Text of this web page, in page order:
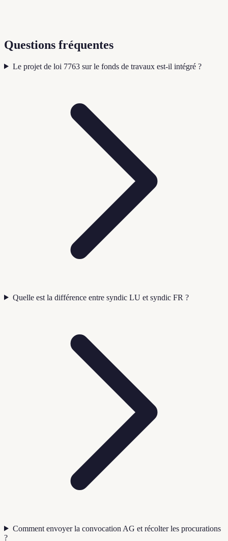
Questions fréquentes
Le projet de loi 7763 sur le fonds de travaux est-il intégré ?
Quelle est la différence entre syndic LU et syndic FR ?
Comment envoyer la convocation AG et récolter les procurations
?